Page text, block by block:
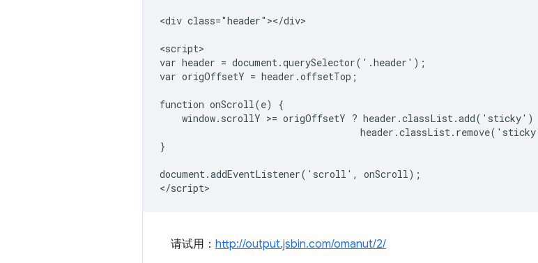
<div class="header"></div>
<script>
var header = document.querySelector('.header');
var origOffsetY = header.offsetTop;
function onScroll(e) {
window.scrollY >= origOffsetY ? header.classList.add('sticky')
}
document.addEventListener('scroll', onScroll);
请试用： http://output.jsbin.com/omanut/2/